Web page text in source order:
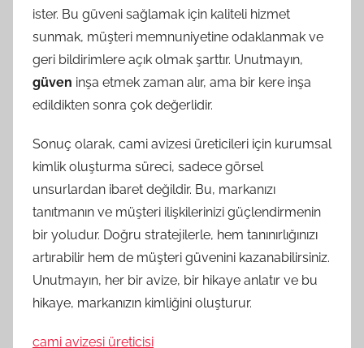
ister. Bu güveni sağlamak için kaliteli hizmet
sunmak, müşteri memnuniyetine odaklanmak ve
geri bildirimlere açık olmak şarttır. Unutmayın,
güven inşa etmek zaman alır, ama bir kere inşa
edildikten sonra çok değerlidir.
Sonuç olarak, cami avizesi üreticileri için kurumsal
kimlik oluşturma süreci, sadece görsel
unsurlardan ibaret değildir. Bu, markanızı
tanıtmanın ve müşteri ilişkilerinizi güçlendirmenin
bir yoludur. Doğru stratejilerle, hem tanınırlığınızı
artırabilir hem de müşteri güvenini kazanabilirsiniz.
Unutmayın, her bir avize, bir hikaye anlatır ve bu
hikaye, markanızın kimliğini oluşturur.
cami avizesi üreticisi